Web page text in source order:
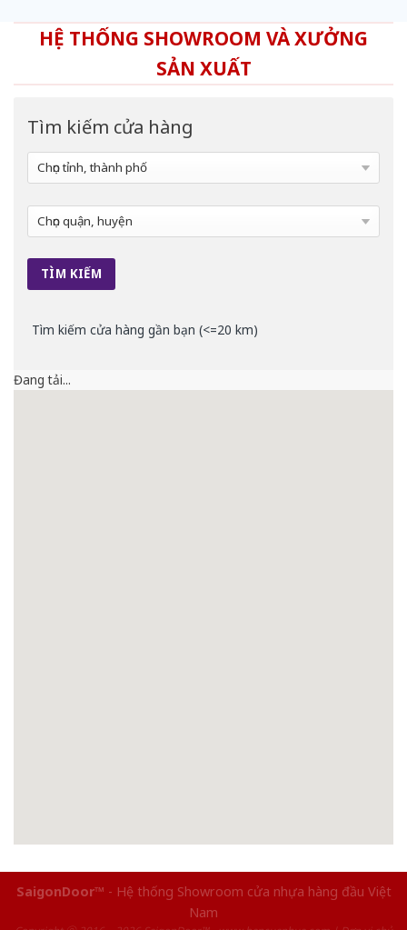
HỆ THỐNG SHOWROOM VÀ XƯỞNG
SẢN XUẤT
Tìm kiếm cửa hàng
Tìm kiếm cửa hàng gần bạn (<=20 km)
Đang tải...
SaigonDoor™ - Hệ thống Showroom cửa nhựa hàng đầu Việt
Nam